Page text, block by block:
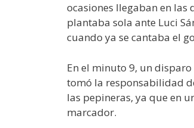
ocasiones llegaban en las
plantaba sola ante Luci
cuando ya se cantaba el
En el minuto 9, un
tomó la responsabilidad
las pepineras, ya que en
marcador.